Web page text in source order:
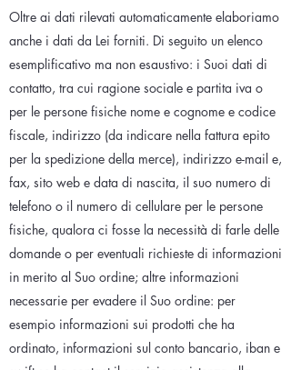
Oltre ai dati rilevati automaticamente elaboriamo
anche i dati da Lei forniti. Di seguito un elenco
esemplificativo ma non esaustivo: i Suoi dati di
contatto, tra cui ragione sociale e partita iva o
per le persone fisiche nome e cognome e codice
fiscale, indirizzo (da indicare nella fattura epito
per la spedizione della merce), indirizzo e-mail e,
fax, sito web e data di nascita, il suo numero di
telefono o il numero di cellulare per le persone
fisiche, qualora ci fosse la necessità di farle delle
domande o per eventuali richieste di informazioni
in merito al Suo ordine; altre informazioni
necessarie per evadere il Suo ordine: per
esempio informazioni sui prodotti che ha
ordinato, informazioni sul conto bancario, iban e